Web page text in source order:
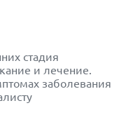
стадия
и лечение.
заболевания